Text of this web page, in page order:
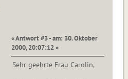
« Antwort #3 - am: 30. Oktober
2000, 20:07:12 »
Sehr geehrte Frau Carolin,